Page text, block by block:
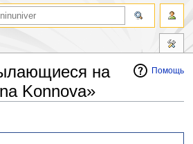
Помощь
на
Konnova»